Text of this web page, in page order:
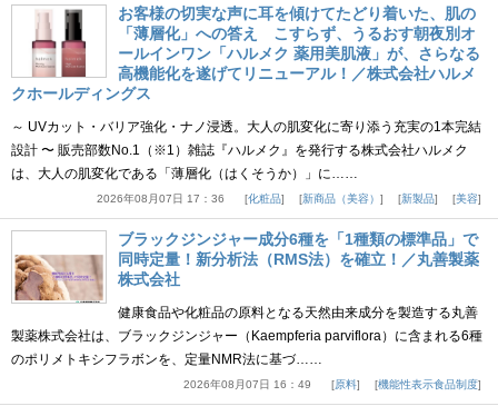
お客様の切実な声に耳を傾けてたどり着いた、肌の
「薄層化」への答え こすらず、うるおす朝夜別オ
ールインワン「ハルメク 薬用美肌液」が、さらなる
高機能化を遂げてリニューアル！／株式会社ハルメ
クホールディングス
～ UVカット・バリア強化・ナノ浸透。大人の肌変化に寄り添う充実の1本完結
設計 〜 販売部数No.1（※1）雑誌『ハルメク』を発行する株式会社ハルメク
は、大人の肌変化である「薄層化（はくそうか）」に……
2026年08月07日 17：36 化粧品 新商品（美容） 新製品 美容
ブラックジンジャー成分6種を「1種類の標準品」で
同時定量！新分析法（RMS法）を確立！／丸善製薬
株式会社
健康食品や化粧品の原料となる天然由来成分を製造する丸善
製薬株式会社は、ブラックジンジャー（Kaempferia parviflora）に含まれる6種
のポリメトキシフラボンを、定量NMR法に基づ……
2026年08月07日 16：49 原料 機能性表示食品制度